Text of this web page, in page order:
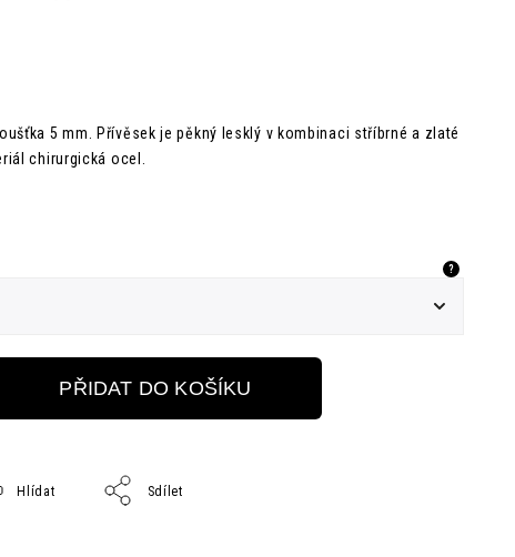
5 mm.
Přívěsek je pěkný lesklý v kombinaci stříbrné a zlaté
chirurgická ocel.
?
PŘIDAT DO KOŠÍKU
Hlídat Sdílet